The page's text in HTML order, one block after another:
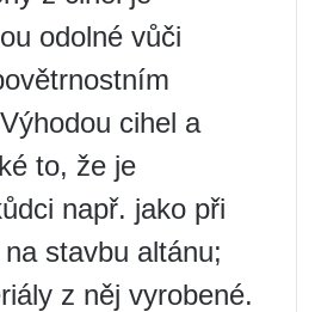
odolné vůči
cihel a
to, že je
např. jako při
stavbu altánu;
z něj vyrobené.